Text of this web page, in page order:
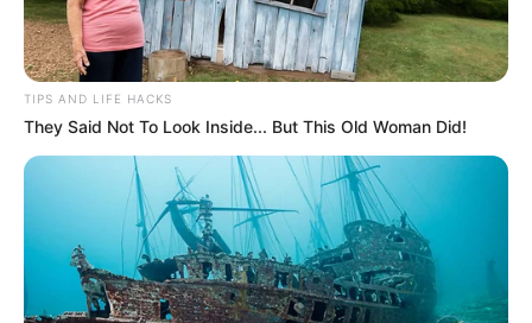
TIPS AND LIFE HACKS
They Said Not To Look Inside... But This Old Woman Did!